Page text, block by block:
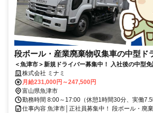
段ボール・産業廃棄物収集車の中型ド
＜魚津市＞新規ドライバー募集中！ 入社後の中型
免許のみの方応募OK／土日休み
株式会社 ミナミ
月給231,000円～247,500円
富山県魚津市
勤務時間 8:00～17:00（休憩1時間30分、実働7.5
仕事内容 魚津市│正社員募集中！ 段ボール・廃